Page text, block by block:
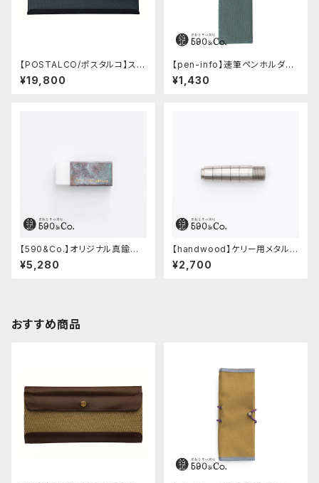
【POSTALCO/ポスタルコ】スナ
ップペンケース (Navy Blue)
¥19,800
【pen-info】速筆ペンホルダー
590&Co.別注色 (アクアブル
ー)
¥1,430
【590&Co.】オリジナル真鍮消
しゴムカバー (焼き青銅)
¥5,280
【handwood】ケリー用メタルグ
¥2,700
おすすめ商品